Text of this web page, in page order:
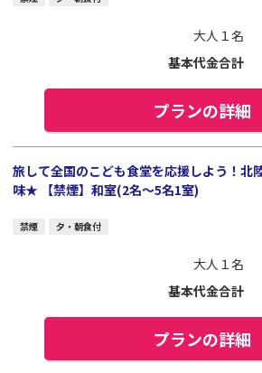
大人１名
基本代金合計
プランの詳細
旅して全国のこども食堂を応援しよう！
味★ 【禁煙】和室(2名～5名1室)
禁煙 夕・朝食付
大人１名
基本代金合計
プランの詳細